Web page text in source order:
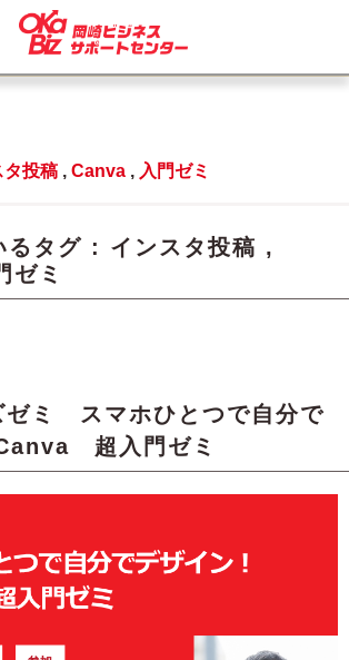
タ投稿 , Canva , 入門ゼミ
るタグ : インスタ投稿 ,
ゼミ
ゼミ スマホひとつで自分で
超入門ゼミ